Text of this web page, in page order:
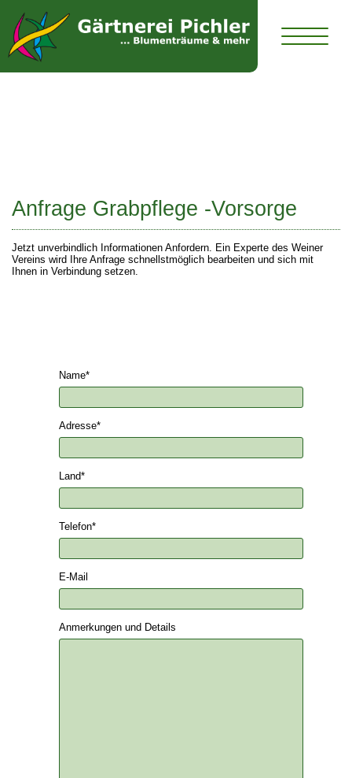
Anfrage Grabpflege -Vorsorge
Jetzt unverbindlich Informationen Anfordern. Ein Experte des Weiner
Vereins wird Ihre Anfrage schnellstmöglich bearbeiten und sich mit
Ihnen in Verbindung setzen.
Name*
Adresse*
Land*
Telefon*
E-Mail
Anmerkungen und Details